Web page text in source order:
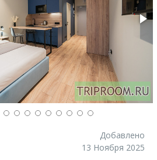
Добавлено
13 Ноября 2025